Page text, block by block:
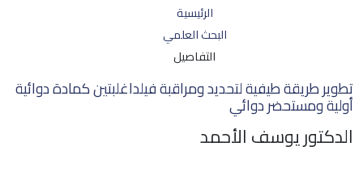
الرئيسية
البحث العلمي
التفاصيل
تطوير طريقة طيفية لتحديد ومراقبة فيلداغلبتين كمادة دوائية
أولية ومستحضر دوائي
الدكتور يوسف الأحمد